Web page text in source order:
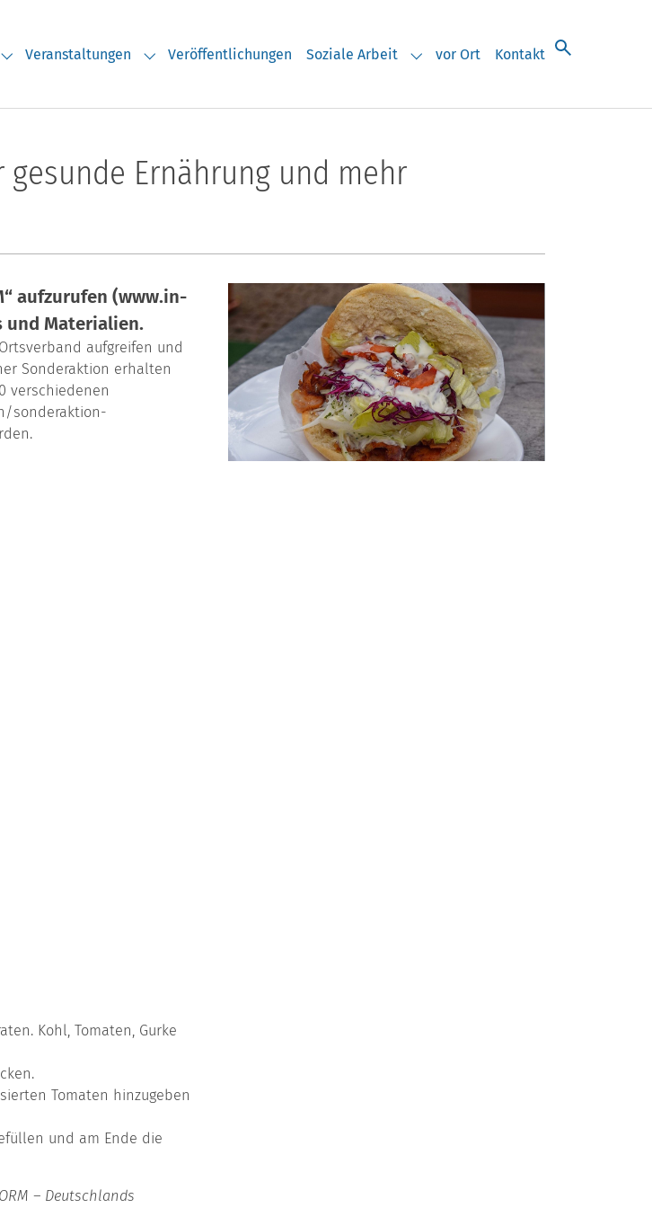
uns"
Submenu for "Aktuelles"
Veranstaltungen
Submenu for "Veranstaltungen"
Veröffentlichungen Soziale Arbeit
Submenu for "Soziale Arbeit"
vor Ort Kontakt
Ernährung und mehr
aufzurufen (www.in-
und Materialien.
aufgreifen und
Sonderaktion erhalten
verschiedenen
sonderaktion-
Kohl, Tomaten, Gurke
Tomaten hinzugeben
und am Ende die
– Deutschlands